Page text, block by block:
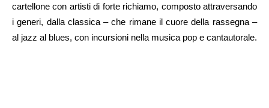
cartellone con artisti di forte richiamo, composto attraversando
i generi, dalla classica – che rimane il cuore della rassegna –
al jazz al blues, con incursioni nella musica pop e cantautorale.